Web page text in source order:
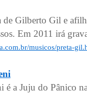
Gilberto Gil e
Em 2011 irá
musicos/preta-
é a Juju do Pânico